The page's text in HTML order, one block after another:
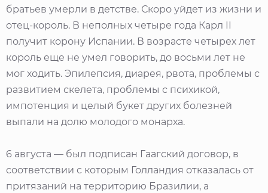
братьев умерли в детстве. Скоро уйдет из жизни и
отец-король. В неполных четыре года Карл II
получит корону Испании. В возрасте четырех лет
король еще не умел говорить, до восьми лет не
мог ходить. Эпилепсия, диарея, рвота, проблемы с
развитием скелета, проблемы с психикой,
импотенция и целый букет других болезней
выпали на долю молодого монарха.
6 августа — был подписан Гаагский договор, в
соответствии с которым Голландия отказалась от
притязаний на территорию Бразилии, а